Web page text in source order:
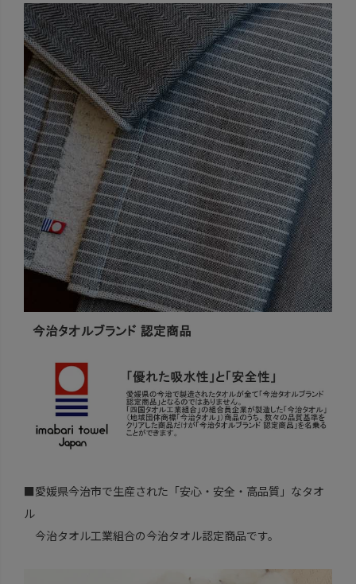
■愛媛県今治市で生産された「安心・安全・高品質」なタオ
ル
今治タオル工業組合の今治タオル認定商品です。